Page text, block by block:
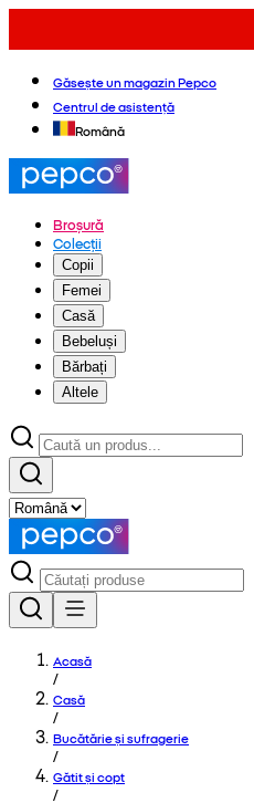
Găsește un magazin Pepco
Centrul de asistență
Română
Broșură
Colecții
Copii
Femei
Casă
Bebeluși
Bărbați
Altele
Acasă
/
Casă
/
Bucătărie și sufragerie
/
Gătit și copt
/